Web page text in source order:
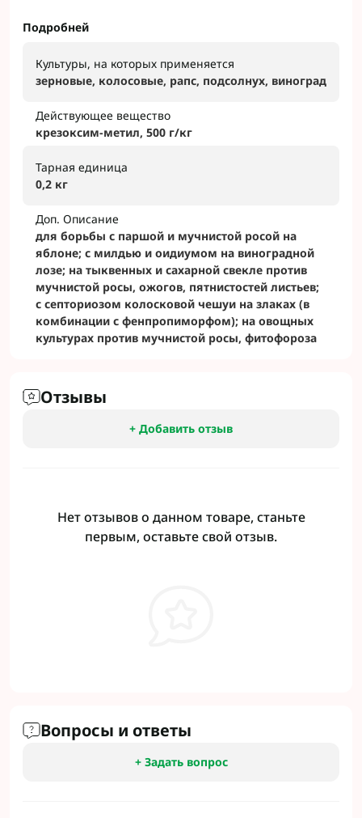
Подробней
Культуры, на которых применяется
зерновые, колосовые, рапс, подсолнух, виноград
Действующее вещество
крезоксим-метил, 500 г/кг
Тарная единица
0,2 кг
Доп. Описание
для борьбы с паршой и мучнистой росой на
яблоне; с милдью и оидиумом на виноградной
лозе; на тыквенных и сахарной свекле против
мучнистой росы, ожогов, пятнистостей листьев;
с септориозом колосковой чешуи на злаках (в
комбинации с фенпропиморфом); на овощных
культурах против мучнистой росы, фитофороза
Отзывы
+ Добавить отзыв
Нет отзывов о данном товаре, станьте
первым, оставьте свой отзыв.
Вопросы и ответы
+ Задать вопрос